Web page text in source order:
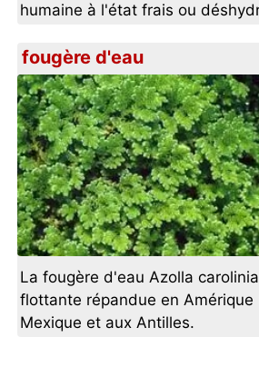
humaine à l'état frais ou
fougère d'eau
La fougère d'eau Azolla
flottante répandue en Amérique
Mexique et aux Antilles.